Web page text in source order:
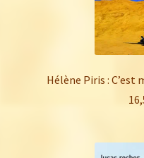
Hélène Piris : C’est